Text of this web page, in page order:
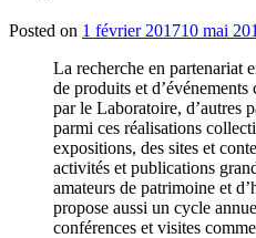
Posted on 1 février 201710 mai
La recherche en partenariat
de produits et
par le Laboratoire, d’autres
parmi ces réalisations
expositions, des sites et
activités et publications
amateurs de patrimoine et
propose aussi un cycle
conférences et visites